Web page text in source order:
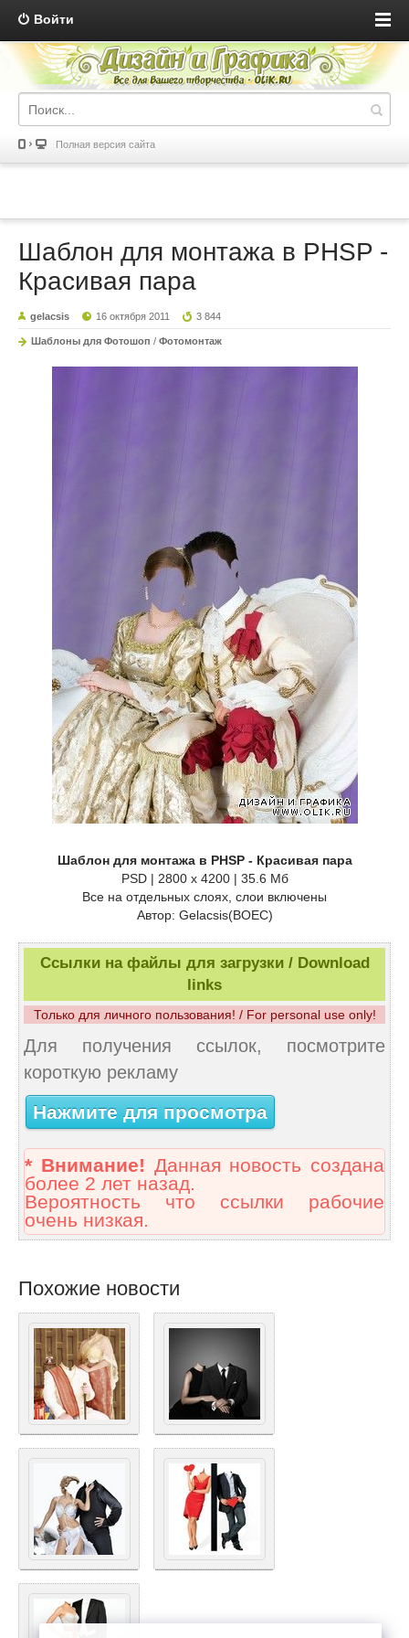
Войти
Полная версия сайта
Шаблон для монтажа в PHSP -
Красивая пара
gelacsis 16 октября 2011 3 844
Шаблоны для Фотошоп / Фотомонтаж
Шаблон для монтажа в PHSP - Красивая пара
PSD | 2800 x 4200 | 35.6 Мб
Все на отдельных слоях, слои включены
Автор: Gelacsis(BOEC)
Ссылки на файлы для загрузки / Download
links
Только для личного пользования! / For personal use only!
Для получения ссылок, посмотрите
короткую рекламу
Нажмите для просмотра
* Внимание! Данная новость создана
более 2 лет назад.
Вероятность что ссылки рабочие
очень низкая.
Похожие новости